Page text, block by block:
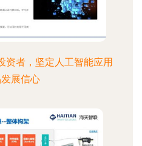
资者，坚定人工智能应用
展信心